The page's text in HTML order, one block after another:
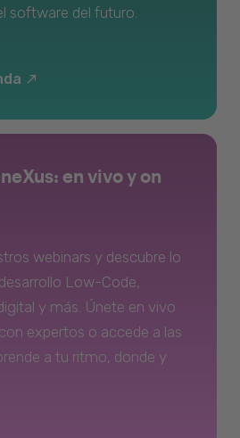
software del futuro.
en vivo y on
webinars y descubre lo
Low-Code,
y más. Únete en vivo
expertos o accede a las
a tu ritmo, donde y